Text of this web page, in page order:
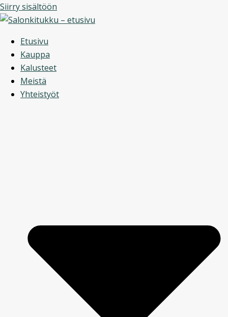
Siirry sisältöön
Etusivu
Kauppa
Kalusteet
Meistä
Yhteistyöt